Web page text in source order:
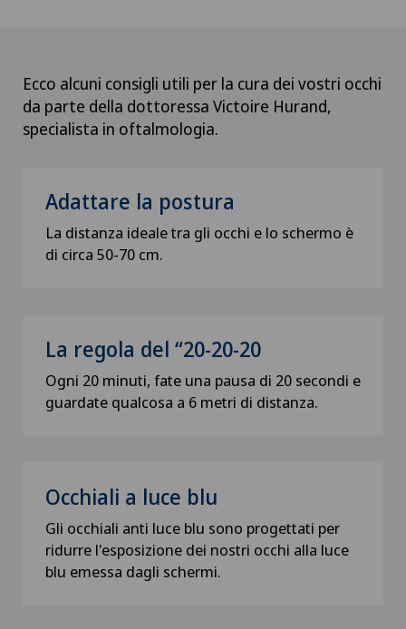
Ecco alcuni consigli utili per la cura dei vostri occhi
da parte della dottoressa Victoire Hurand,
specialista in oftalmologia.
Adattare la postura
La distanza ideale tra gli occhi e lo schermo è
di circa 50-70 cm.
La regola del “20-20-20
Ogni 20 minuti, fate una pausa di 20 secondi e
guardate qualcosa a 6 metri di distanza.
Occhiali a luce blu
Gli occhiali anti luce blu sono progettati per
ridurre l'esposizione dei nostri occhi alla luce
blu emessa dagli schermi.